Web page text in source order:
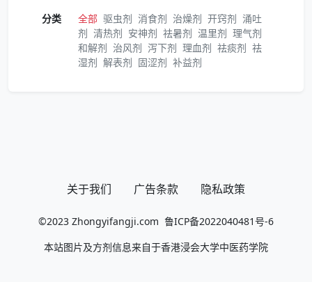
分类
全部 驱虫剂 消食剂 治燥剂 开窍剂 涌吐
剂 清热剂 安神剂 祛暑剂 温里剂 理气剂
和解剂 治风剂 泻下剂 理血剂 祛痰剂 祛
湿剂 解表剂 固涩剂 补益剂
关于我们 广告条款 隐私政策
©2023 Zhongyifangji.com 鲁ICP备2022040481号-6
本站图片及方剂信息来自于香港浸会大学中医药学院